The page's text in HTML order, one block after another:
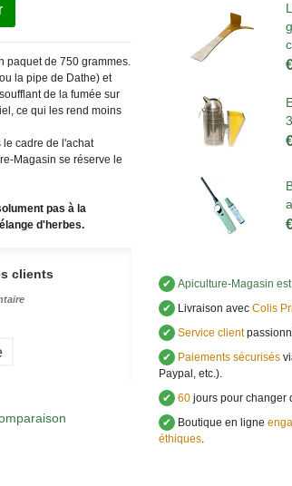
paquet de 750 grammes.
la pipe de Dathe) et
de la fumée sur
ce qui les rend moins
le cadre de l'achat
Magasin se réserve le
pas à la
d'herbes.
clients
✔ Apiculture-Magasin
✔ Livraison avecColis
✔ Service client
✔ Paiements sécurisés
Paypal, etc.).
✔ 60jours pour changer
✔ Boutique en ligne
éthiques.